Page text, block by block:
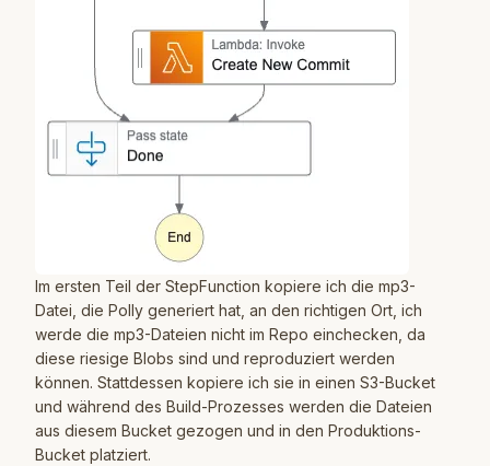
Im ersten Teil der StepFunction kopiere ich die mp3-
Datei, die Polly generiert hat, an den richtigen Ort, ich
werde die mp3-Dateien nicht im Repo einchecken, da
diese riesige Blobs sind und reproduziert werden
können. Stattdessen kopiere ich sie in einen S3-Bucket
und während des Build-Prozesses werden die Dateien
aus diesem Bucket gezogen und in den Produktions-
Bucket platziert.